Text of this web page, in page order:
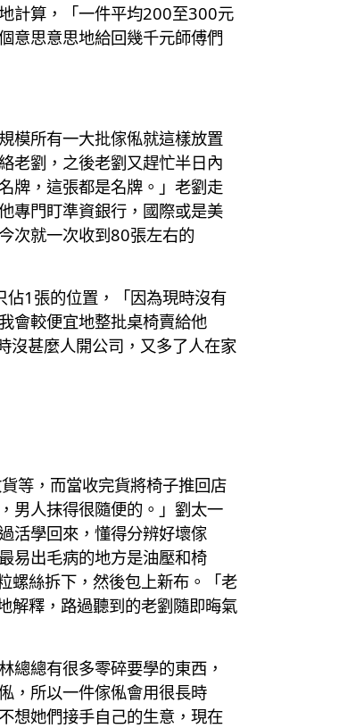
計算，「一件平均200至300元
意思意思地給回幾千元師傅們
模所有一大批傢俬就這樣放置
老劉，之後老劉又趕忙半日內
牌，這張都是名牌。」老劉走
專門盯準資銀行，國際或是美
次就一次收到80張左右的
佔1張的位置，「因為現時沒有
會較便宜地整批桌椅賣給他
沒甚麼人開公司，又多了人在家
等，而當收完貨將椅子推回店
男人抹得很隨便的。」劉太一
活學回來，懂得分辨好壞傢
易出毛病的地方是油壓和椅
螺絲拆下，然後包上新布。「老
解釋，路過聽到的老劉隨即晦氣
總總有很多零碎要學的東西，
，所以一件傢俬會用很長時
想她們接手自己的生意，現在